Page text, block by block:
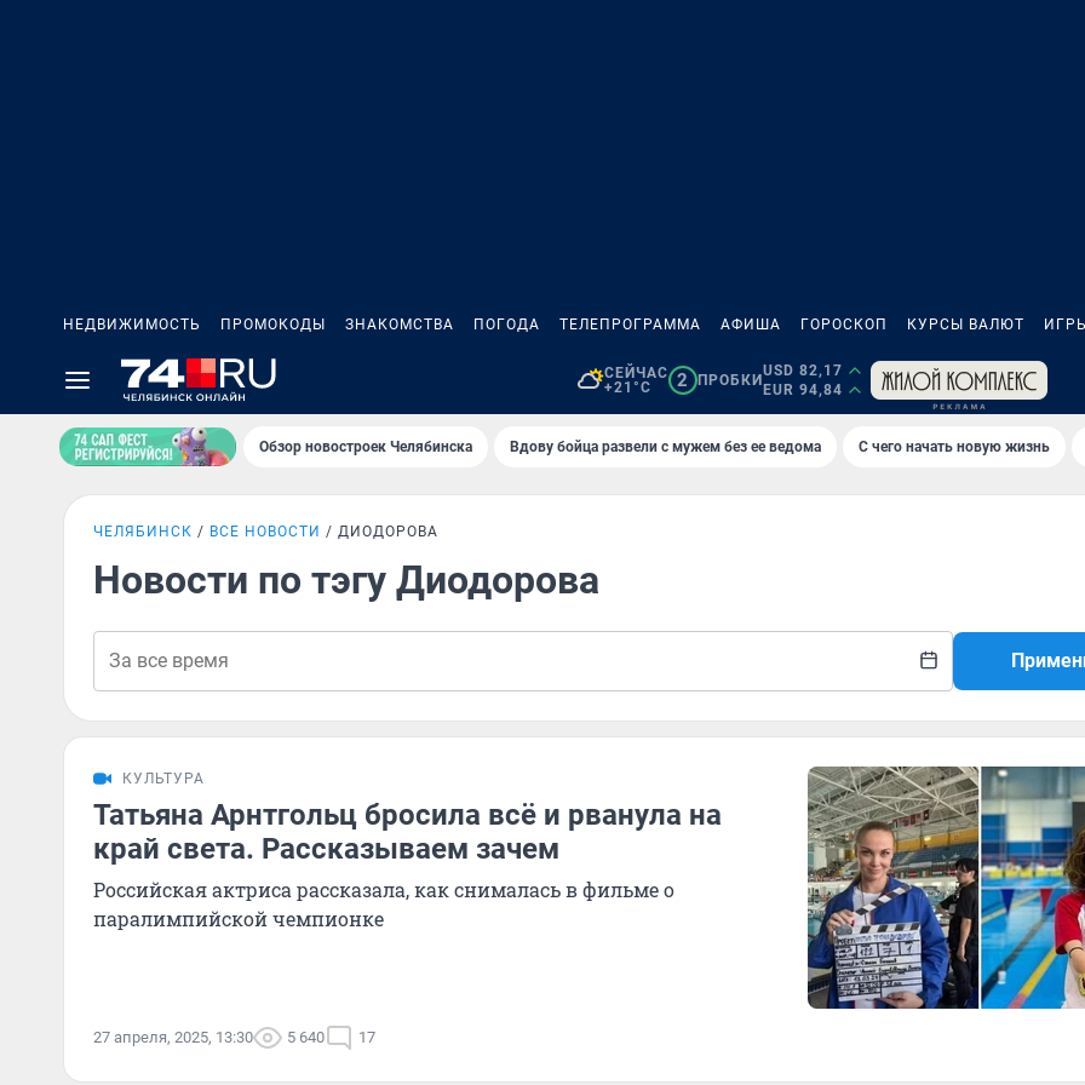
НЕДВИЖИМОСТЬ ПРОМОКОДЫ ЗНАКОМСТВА ПОГОДА ТЕЛЕПРОГРАММА АФИША ГОРОСКОП КУРСЫ ВАЛЮТ
СЕЙЧАС
+21°C
2 ПРОБКИ
USD 82,17
EUR 94,84
Обзор новостроек Челябинска Вдову бойца развели с мужем без ее ведома С чего начать новую жизнь
ЧЕЛЯБИНСК ВСЕ НОВОСТИ ДИОДОРОВА
Новости по тэгу Диодорова
КУЛЬТУРА
Татьяна Арнтгольц бросила всё и рванула на
край света. Рассказываем зачем
Российская актриса рассказала, как снималась в фильме о
паралимпийской чемпионке
27 апреля, 2025, 13:30 5 640 17